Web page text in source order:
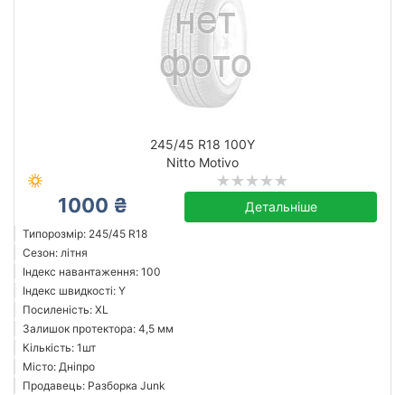
245/45 R18 100Y
Nitto Motivo
1000 ₴ Детальніше
Типорозмір: 245/45 R18
Сезон: літня
Індекс навантаження: 100
Індекс швидкості: Y
Посиленість: XL
Залишок протектора: 4,5 мм
Кількість: 1шт
Місто: Дніпро
Продавець: Разборка Junk